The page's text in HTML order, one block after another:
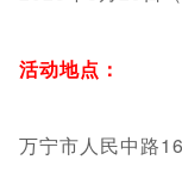
活动地点：
万宁市人民中路